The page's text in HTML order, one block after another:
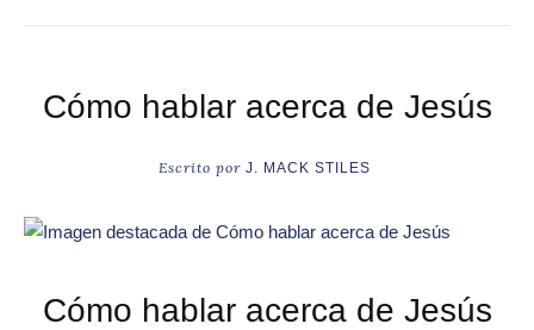
Cómo hablar acerca de Jesús
Escrito por J. MACK STILES
Cómo hablar acerca de Jesús